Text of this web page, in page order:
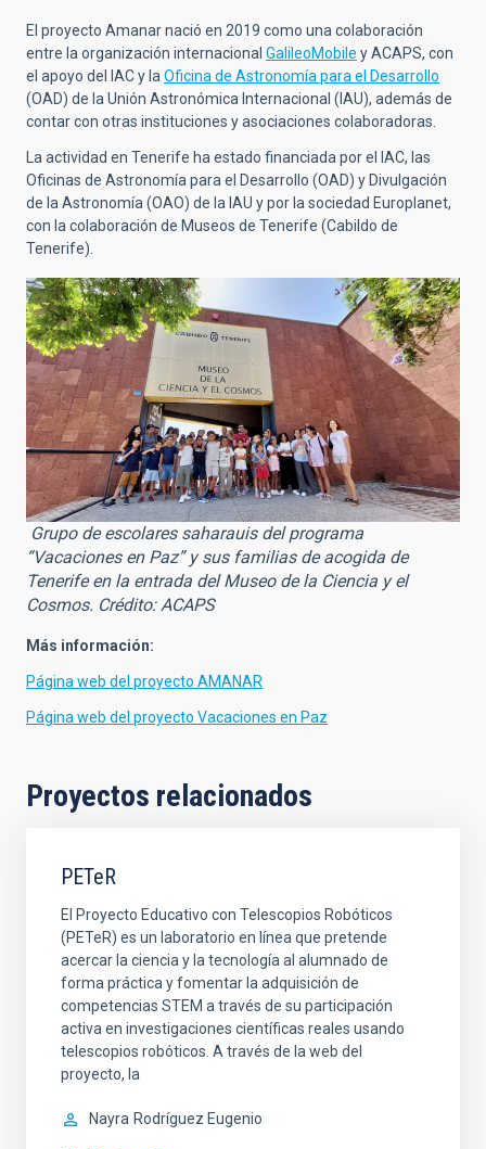
El proyecto Amanar nació en 2019 como una colaboración
entre la organización internacional GalileoMobile y ACAPS, con
el apoyo del IAC y laOficina de Astronomía para el Desarrollo
(OAD) de la Unión Astronómica Internacional (IAU), además de
contar con otras instituciones y asociaciones colaboradoras.
La actividad en Tenerife ha estado financiada por el IAC, las
Oficinas de Astronomía para el Desarrollo (OAD) y Divulgación
de la Astronomía (OAO) de la IAU y por la sociedad Europlanet,
con la colaboración de Museos de Tenerife (Cabildo de
Tenerife).
Grupo de escolares saharauis del programa
“Vacaciones en Paz” y sus familias de acogida de
Tenerife en la entrada del Museo de la Ciencia y el
Cosmos. Crédito: ACAPS
Más información:
Página web del proyecto AMANAR
Página web del proyecto Vacaciones en Paz
Proyectos relacionados
PETeR
El Proyecto Educativo con Telescopios Robóticos
(PETeR) es un laboratorio en línea que pretende
acercar la ciencia y la tecnología al alumnado de
forma práctica y fomentar la adquisición de
competencias STEM a través de su participación
activa en investigaciones científicas reales usando
telescopios robóticos. A través de la web del
proyecto, la
Nayra Rodríguez Eugenio